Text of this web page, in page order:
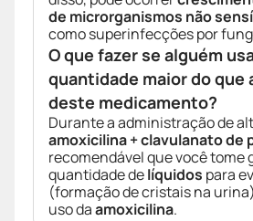
de microrganismos não
como superinfecções por
O que fazer se alguém
quantidade maior do que
deste medicamento?
Durante a administração de
amoxicilina + clavulanato de
recomendável que você tome
quantidade delíquidos para
(formação de cristais na
uso daamoxicilina.